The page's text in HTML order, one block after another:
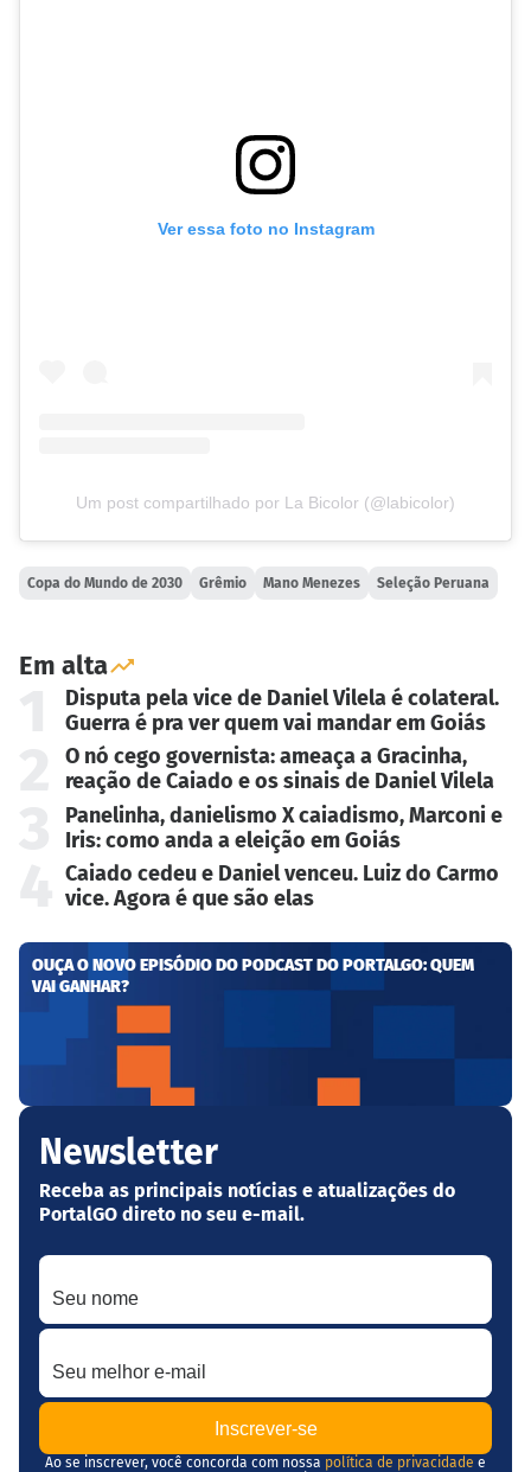
Ver essa foto no Instagram
Um post compartilhado por La Bicolor (@labicolor)
Copa do Mundo de 2030 Grêmio Mano Menezes Seleção Peruana
Em alta
Disputa pela vice de Daniel Vilela é colateral.
Guerra é pra ver quem vai mandar em Goiás
O nó cego governista: ameaça a Gracinha,
reação de Caiado e os sinais de Daniel Vilela
Panelinha, danielismo X caiadismo, Marconi e
Iris: como anda a eleição em Goiás
Caiado cedeu e Daniel venceu. Luiz do Carmo
vice. Agora é que são elas
OUÇA O NOVO EPISÓDIO DO PODCAST DO PORTALGO: QUEM
VAI GANHAR?
Newsletter
Receba as principais notícias e atualizações do
PortalGO direto no seu e-mail.
Seu nome
Seu melhor e-mail
Ao se inscrever, você concorda com nossa política de privacidade e